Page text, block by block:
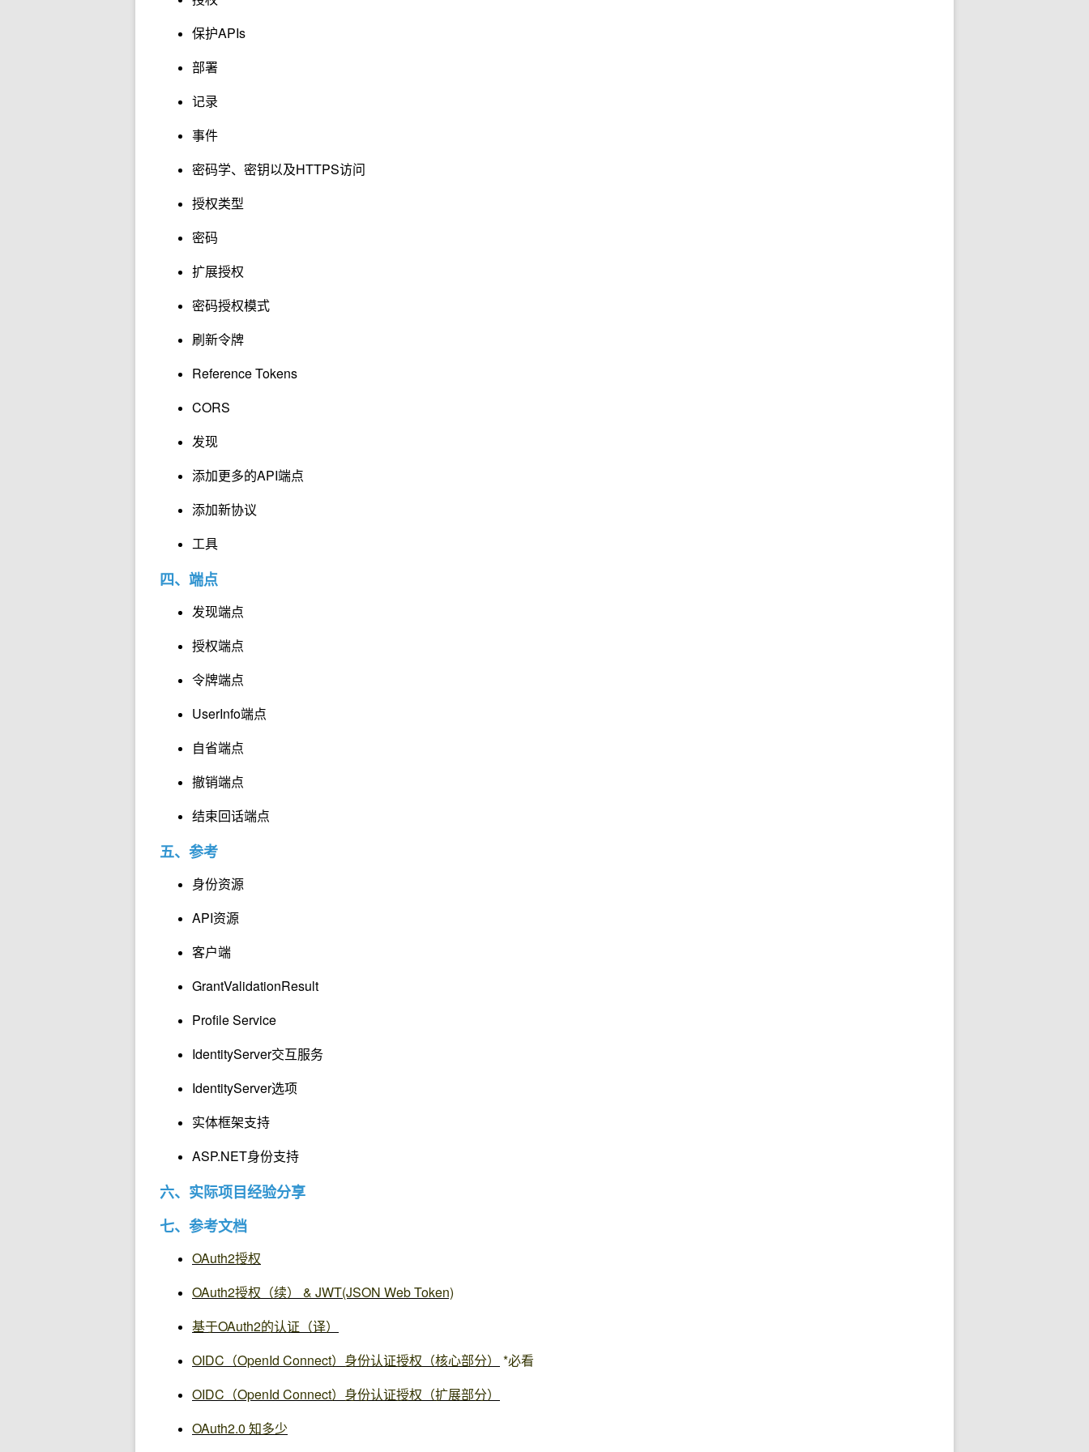
保护APIs
部署
记录
事件
密码学、密钥以及HTTPS访问
授权类型
密码
扩展授权
密码授权模式
刷新令牌
Reference Tokens
CORS
发现
添加更多的API端点
添加新协议
工具
四、端点
发现端点
授权端点
令牌端点
UserInfo端点
自省端点
撤销端点
结束回话端点
五、参考
身份资源
API资源
客户端
GrantValidationResult
Profile Service
IdentityServer交互服务
IdentityServer选项
实体框架支持
ASP.NET身份支持
六、实际项目经验分享
七、参考文档
OAuth2授权
OAuth2授权（续） & JWT(JSON Web Token)
基于OAuth2的认证（译）
OIDC（OpenId Connect）身份认证授权（核心部分）
*必看
OIDC（OpenId Connect）身份认证授权（扩展部分）
OAuth2.0 知多少